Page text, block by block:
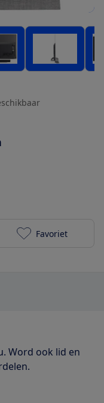
Philips
Favoriet
Word ook lid en